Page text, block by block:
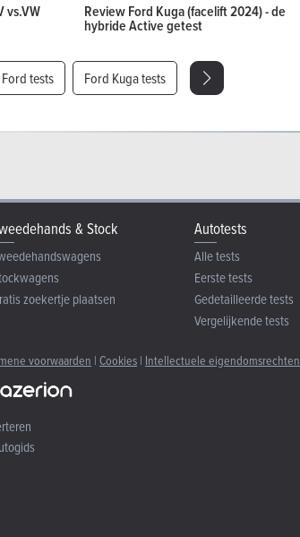
vs.VW Review Ford Kuga (facelift 2024) - de
hybride Active getest
Ford tests Ford Kuga tests
& Stock
zoekertje plaatsen
Autotests
Alle tests
Eerste tests
Gedetailleerde tests
Vergelijkende tests
voorwaarden | Cookies | Intellectuele eigendomsrechten